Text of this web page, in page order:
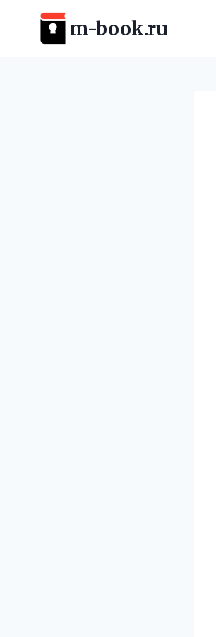
Перейти
содержимому
m-book.ru